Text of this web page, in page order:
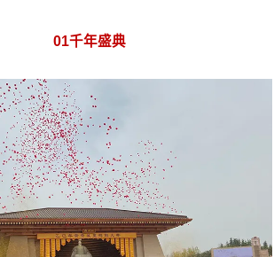
01千年盛典